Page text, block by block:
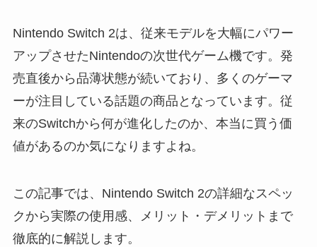
Nintendo Switch 2は、従来モデルを大幅にパワー
アップさせたNintendoの次世代ゲーム機です。発
売直後から品薄状態が続いており、多くのゲーマ
ーが注目している話題の商品となっています。従
来のSwitchから何が進化したのか、本当に買う価
値があるのか気になりますよね。
この記事では、Nintendo Switch 2の詳細なスペッ
クから実際の使用感、メリット・デメリットまで
徹底的に解説します。